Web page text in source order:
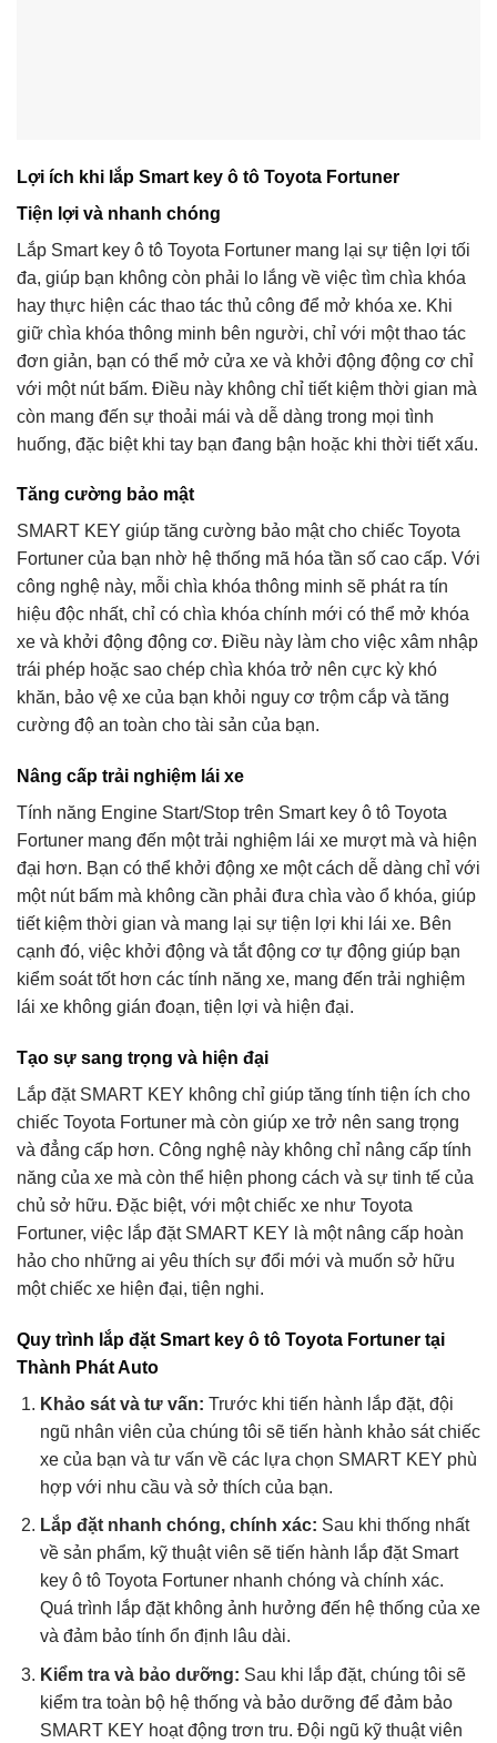
Lợi ích khi lắp Smart key ô tô Toyota Fortuner
Tiện lợi và nhanh chóng
Lắp Smart key ô tô Toyota Fortuner mang lại sự tiện lợi tối
đa, giúp bạn không còn phải lo lắng về việc tìm chìa khóa
hay thực hiện các thao tác thủ công để mở khóa xe. Khi
giữ chìa khóa thông minh bên người, chỉ với một thao tác
đơn giản, bạn có thể mở cửa xe và khởi động động cơ chỉ
với một nút bấm. Điều này không chỉ tiết kiệm thời gian mà
còn mang đến sự thoải mái và dễ dàng trong mọi tình
huống, đặc biệt khi tay bạn đang bận hoặc khi thời tiết xấu.
Tăng cường bảo mật
SMART KEY giúp tăng cường bảo mật cho chiếc Toyota
Fortuner của bạn nhờ hệ thống mã hóa tần số cao cấp. Với
công nghệ này, mỗi chìa khóa thông minh sẽ phát ra tín
hiệu độc nhất, chỉ có chìa khóa chính mới có thể mở khóa
xe và khởi động động cơ. Điều này làm cho việc xâm nhập
trái phép hoặc sao chép chìa khóa trở nên cực kỳ khó
khăn, bảo vệ xe của bạn khỏi nguy cơ trộm cắp và tăng
cường độ an toàn cho tài sản của bạn.
Nâng cấp trải nghiệm lái xe
Tính năng Engine Start/Stop trên Smart key ô tô Toyota
Fortuner mang đến một trải nghiệm lái xe mượt mà và hiện
đại hơn. Bạn có thể khởi động xe một cách dễ dàng chỉ với
một nút bấm mà không cần phải đưa chìa vào ổ khóa, giúp
tiết kiệm thời gian và mang lại sự tiện lợi khi lái xe. Bên
cạnh đó, việc khởi động và tắt động cơ tự động giúp bạn
kiểm soát tốt hơn các tính năng xe, mang đến trải nghiệm
lái xe không gián đoạn, tiện lợi và hiện đại.
Tạo sự sang trọng và hiện đại
Lắp đặt SMART KEY không chỉ giúp tăng tính tiện ích cho
chiếc Toyota Fortuner mà còn giúp xe trở nên sang trọng
và đẳng cấp hơn. Công nghệ này không chỉ nâng cấp tính
năng của xe mà còn thể hiện phong cách và sự tinh tế của
chủ sở hữu. Đặc biệt, với một chiếc xe như Toyota
Fortuner, việc lắp đặt SMART KEY là một nâng cấp hoàn
hảo cho những ai yêu thích sự đổi mới và muốn sở hữu
một chiếc xe hiện đại, tiện nghi.
Quy trình lắp đặt Smart key ô tô Toyota Fortuner tại
Thành Phát Auto
Khảo sát và tư vấn: Trước khi tiến hành lắp đặt, đội
ngũ nhân viên của chúng tôi sẽ tiến hành khảo sát chiếc
xe của bạn và tư vấn về các lựa chọn SMART KEY phù
hợp với nhu cầu và sở thích của bạn.
Lắp đặt nhanh chóng, chính xác: Sau khi thống nhất
về sản phẩm, kỹ thuật viên sẽ tiến hành lắp đặt Smart
key ô tô Toyota Fortuner nhanh chóng và chính xác.
Quá trình lắp đặt không ảnh hưởng đến hệ thống của xe
và đảm bảo tính ổn định lâu dài.
Kiểm tra và bảo dưỡng: Sau khi lắp đặt, chúng tôi sẽ
kiểm tra toàn bộ hệ thống và bảo dưỡng để đảm bảo
SMART KEY hoạt động trơn tru. Đội ngũ kỹ thuật viên